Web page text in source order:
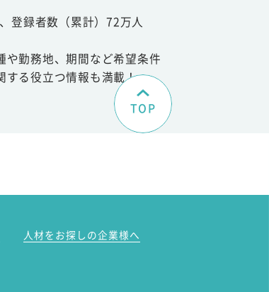
登録者数（累計）72万人
勤務地、期間など希望条件
する役立つ情報も満載！
TOP
人材をお探しの企業様へ